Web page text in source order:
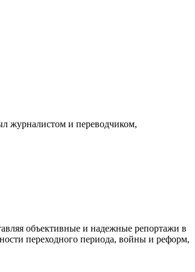
журналистом и переводчиком,
объективные и надежные репортажи в
переходного периода, войны и реформ,